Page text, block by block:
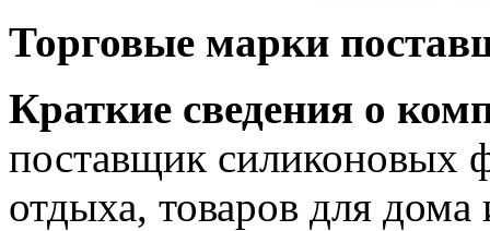
Торговые марки
Краткие сведения о
поставщик силиконовых
отдыха, товаров для дома